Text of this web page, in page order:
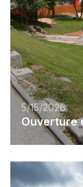
5/15/2026
Ouverture